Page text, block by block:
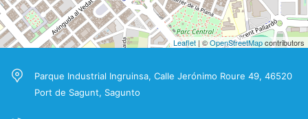
Leaflet | ©OpenStreetMapcontributors
Parque Industrial Ingruinsa, Calle Jerónimo Roure 49, 46520
Port de Sagunt, Sagunto